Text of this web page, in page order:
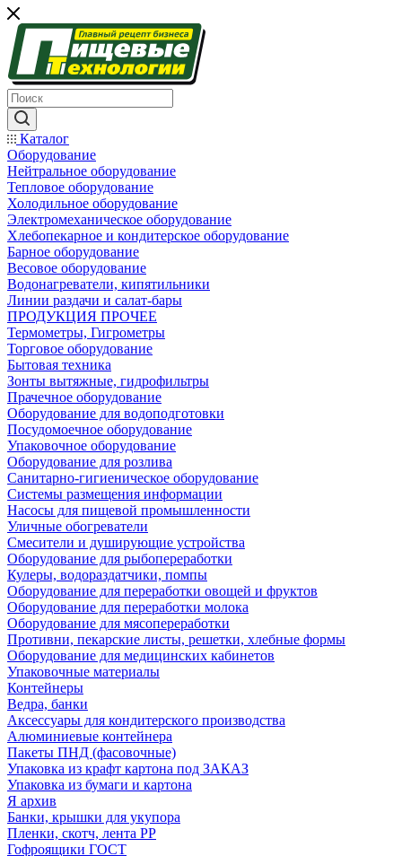
Каталог
Оборудование
Нейтральное оборудование
Тепловое оборудование
Холодильное оборудование
Электромеханическое оборудование
Хлебопекарное и кондитерское оборудование
Барное оборудование
Весовое оборудование
Водонагреватели, кипятильники
Линии раздачи и салат-бары
ПРОДУКЦИЯ ПРОЧЕЕ
Термометры, Гигрометры
Торговое оборудование
Бытовая техника
Зонты вытяжные, гидрофильтры
Прачечное оборудование
Оборудование для водоподготовки
Посудомоечное оборудование
Упаковочное оборудование
Оборудование для розлива
Санитарно-гигиеническое оборудование
Системы размещения информации
Насосы для пищевой промышленности
Уличные обогреватели
Смесители и душирующие устройства
Оборудование для рыбопереработки
Кулеры, водораздатчики, помпы
Оборудование для переработки овощей и фруктов
Оборудование для переработки молока
Оборудование для мясопереработки
Противни, пекарские листы, решетки, хлебные формы
Оборудование для медицинских кабинетов
Упаковочные материалы
Контейнеры
Ведра, банки
Аксессуары для кондитерского производства
Алюминиевые контейнера
Пакеты ПНД (фасовочные)
Упаковка из крафт картона под ЗАКАЗ
Упаковка из бумаги и картона
Я архив
Банки, крышки для укупора
Пленки, скотч, лента РР
Гофроящики ГОСТ